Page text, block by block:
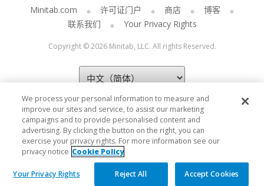
Minitab.com 许可证门户 商店
博客
联系我们
Your Privacy Rights
Copyright © 2026 Minitab, LLC. All rights Reserved.
We process your personal information to measure and
improve our sites and service, to assist our marketing
campaigns and to provide personalised content and
advertising. By clicking the button on the right, you can
exercise your privacy rights. For more information see our
privacy notice Cookie Policy
Your Privacy Rights Reject All Accept Cookies